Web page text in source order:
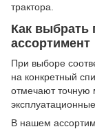
трактора.
Как выбрать
ассортимент
При выборе
на конкретный
отмечают точную
В нашем